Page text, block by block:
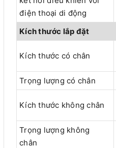
điện thoại di động
Kích thước lắp đặt
Kích thước có chân
Trọng lượng có chân
Kích thước không chân
Trọng lượng không
chân